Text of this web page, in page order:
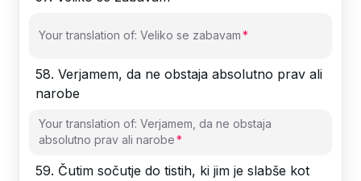
Your translation of: Veliko se zabavam
58. Verjamem, da ne obstaja absolutno prav ali
narobe
Your translation of: Verjamem, da ne obstaja
absolutno prav ali narobe
59. Čutim sočutje do tistih, ki jim je slabše kot